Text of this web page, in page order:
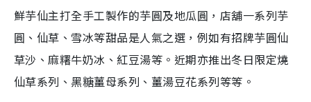
鮮芋仙主打全手工製作的芋圓及地瓜圓，店舖一系列芋
圓、仙草、雪冰等甜品是人氣之選，例如有招牌芋圓仙
草沙、麻糬牛奶冰、紅豆湯等。近期亦推出冬日限定燒
仙草系列、黑糖薑母系列、薑湯豆花系列等等。